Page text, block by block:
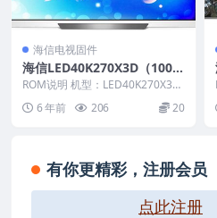
海信电视固件
海信LED40K270X3D（100
0）BOM21官方原厂USB刷
机电视固件包
ROM说明 机型：LED40K270X3D
固件版本：（1000） BOM：21...
6 年前 206 20
有你更精彩，注册会员
点此注册